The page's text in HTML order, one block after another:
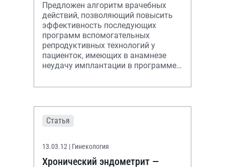
Предложен алгоритм врачебных
действий, позволяющий повысить
эффективность последующих
программ вспомогательных
репродуктивных технологий у
пациенток, имеющих в анамнезе
неудачу имплантации в программе
оплодотворения на фоне
Статья
13.03.12 | Гинекология
Хронический эндометрит —